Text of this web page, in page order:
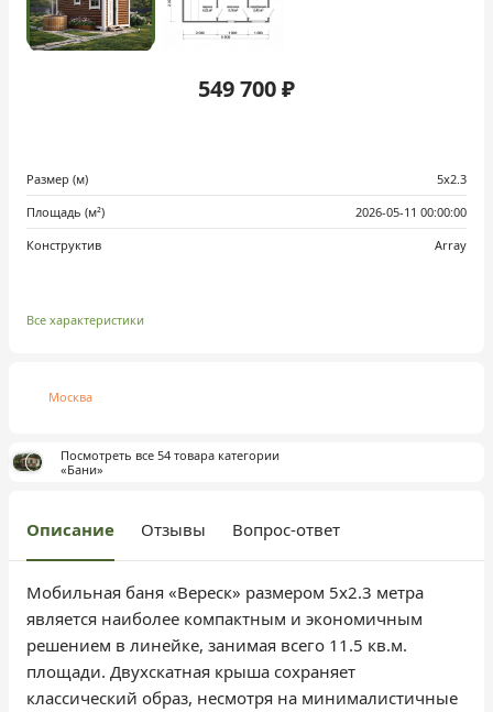
549 700 ₽
Размер (м)
5x2.3
Площадь (м²)
2026-05-11 00:00:00
Конструктив
Array
Все характеристики
Москва
Посмотреть все 54 товара категории
«Бани»
Описание Отзывы Вопрос-ответ
Мобильная баня «Вереск» размером 5x2.3 метра
является наиболее компактным и экономичным
решением в линейке, занимая всего 11.5 кв.м.
площади. Двухскатная крыша сохраняет
классический образ, несмотря на минималистичные